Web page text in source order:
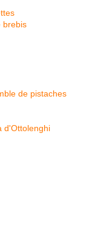
brebis
de pistaches
d'Ottolenghi